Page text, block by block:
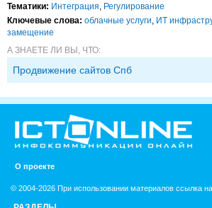
Тематики: Интеграция Регулирование
Ключевые слова: облачные услуги ИТ
замещение
А ЗНАЕТЕ ЛИ ВЫ, ЧТО:
Продвижение сайтов Спб
О проекте
© 2004-2026 При использовании материалов ссылка